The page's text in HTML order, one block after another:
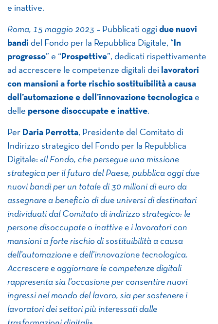
e inattive.
Roma, 15 maggio 2023 – Pubblicati oggi due nuovi
bandi del Fondo per la Repubblica Digitale, “ In
progresso” e “ Prospettive”, dedicati rispettivamente
ad accrescere le competenze digitali dei lavoratori
con mansioni a forte rischio sostituibilità a causa
dell’automazione e dell’innovazione tecnologica e
delle persone disoccupate e inattive.
Per Daria Perrotta, Presidente del Comitato di
Indirizzo strategico del Fondo per la Repubblica
Digitale: «Il Fondo, che persegue una missione
strategica per il futuro del Paese, pubblica oggi due
nuovi bandi per un totale di 30 milioni di euro da
assegnare a beneficio di due universi di destinatari
individuati dal Comitato di indirizzo strategico: le
persone disoccupate o inattive e i lavoratori con
mansioni a forte rischio di sostituibilità a causa
dell’automazione e dell’innovazione tecnologica.
Accrescere e aggiornare le competenze digitali
rappresenta sia l’occasione per consentire nuovi
ingressi nel mondo del lavoro, sia per sostenere i
lavoratori dei settori più interessati dalle